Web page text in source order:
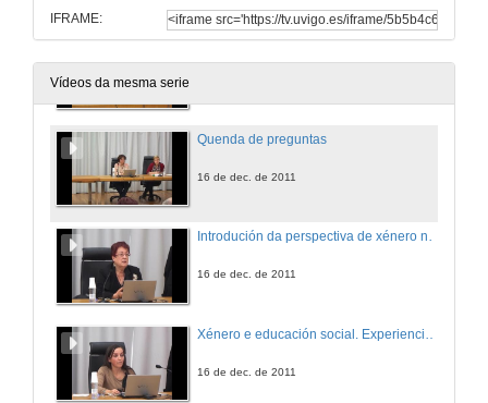
IFRAME:
Vídeos da mesma serie
Incorporación da perspectiva de xénero na docencia de Socioloxía
Quenda de preguntas
16 de dec. de 2011
Introdución da perspectiva de xénero na Área de Didáctica das Ciencias Experimentais/Os Gender and Science Studies e achegas das mulleres á ciencia e ás tecnoloxías
16 de dec. de 2011
16 de dec. de 2011